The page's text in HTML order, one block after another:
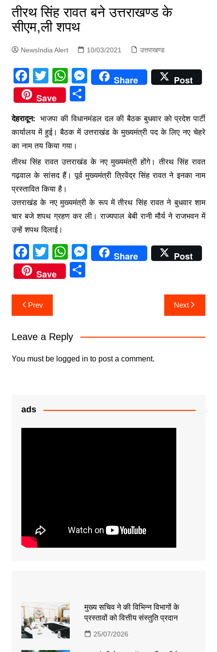
तीरथ सिंह रावत बने उत्तराखण्ड के
सीएम,ली शपथ
NewsIndia Alert 10/03/2021 उत्तराखण्ड
F
a
c
e
b
o
o
k
T
w
itt
er
W
h
at
s
A
p
p
M
e
s
e
n
g
er
Share
Post
Save
S
ar
e
देहरादून: भाजपा की विधानमंडल दल की बैठक बुधवार को प्रदेश पार्टी
कार्यालय में हुई। बैठक में उत्तराखंड के मुख्यमंत्री पद के लिए नए चेहरे
का नाम तय किया गया।
तीरथ सिंह रावत उत्तराखंड के नए मुख्यमंत्री होंगे। तीरथ सिंह रावत
गढ़वाल के सांसद हैं। पूर्व मुख्यमंत्री त्रिवेंद्र सिंह रावत ने इनका नाम
प्रस्तावित किया है।
उत्तराखंड के नए मुख्यमंत्री के रूप में तीरथ सिंह रावत ने बुधवार शाम
चार बजे शपथ ग्रहण कर ली। राज्यपाल बेबी रानी मौर्य ने राजभवन में
उन्हें शपथ दिलाई।
F
a
c
e
b
o
k
T
w
itt
er
W
h
at
p
p
M
e
er
Share
Post
Save
S
Post
navigation
Prev Next
Leave a Reply
You must be logged in to post a comment.
ads
मुख्य सचिव ने की विभिन्न विभागों के
प्रस्तावों को वित्तीय संस्तुति प्रदान
25/07/2026